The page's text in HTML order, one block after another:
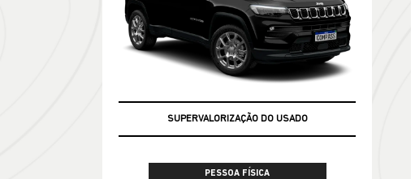
SUPERVALORIZAÇÃO DO USADO
PESSOA FÍSICA